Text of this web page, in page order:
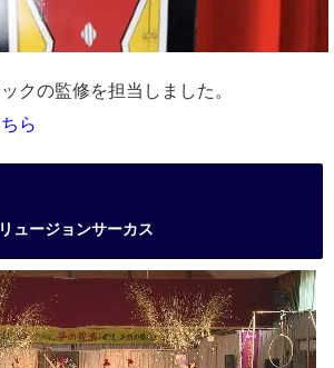
クの監修を担当しました。
ら
ュージョンサーカス